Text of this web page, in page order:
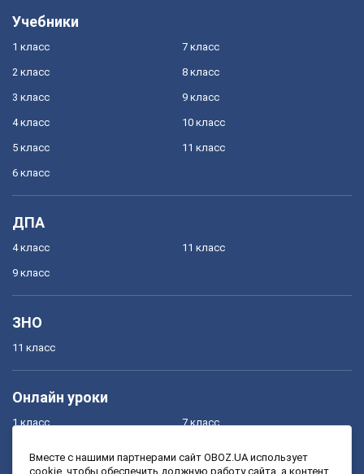
Учебники
1 класс
2 класс
3 класс
4 класс
5 класс
6 класс
7 класс
8 класс
9 класс
10 класс
11 класс
ДПА
4 класс
9 класс
11 класс
ЗНО
11 класс
Онлайн уроки
1 класс 7 класс
Вместе с нашими партнерами сайт OBOZ.UA использует
cookie, чтобы обеспечить должную работу сайта, а контент